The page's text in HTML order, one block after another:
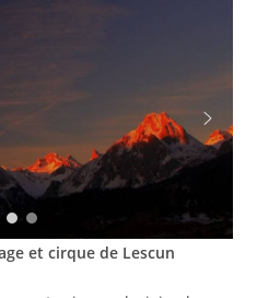
et cirque de Lescun